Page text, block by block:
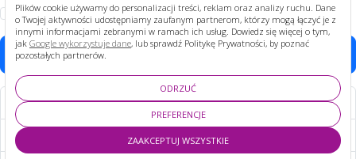
Plików cookie używamy do personalizacji treści, reklam oraz analizy ruchu. Dane
o Twojej aktywności udostępniamy zaufanym partnerom, którzy mogą łączyć je z
innymi informacjami zebranymi w ramach ich usług. Dowiedz się więcej o tym,
jak Google wykorzystuje dane, lub sprawdź Politykę Prywatności, by poznać
pozostałych partnerów.
ODRZUĆ
PREFERENCJE
ZAAKCEPTUJ WSZYSTKIE
Zapamiętaj
Zaloguj
Nie pamiętasz hasła?
Nie pamiętasz nazwy?